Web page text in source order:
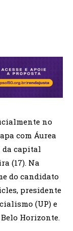
no
com Áurea
da capital
(17). Na
do candidato
presidente
(UP) e
Horizonte.